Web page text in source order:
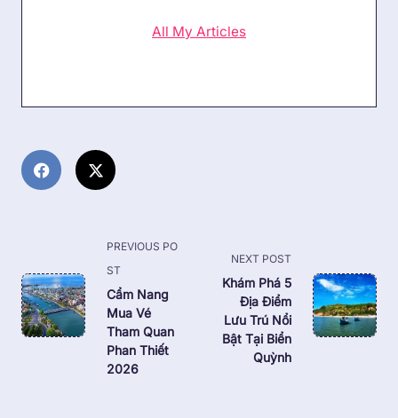
All My Articles
class="nav-
subtitle
screen-
reader-
text">Page</span>
PREVIOUS PO
ST
Cẩm Nang
Mua Vé
Tham Quan
Phan Thiết
2026
NEXT POST
Khám Phá 5
Địa Điểm
Lưu Trú Nổi
Bật Tại Biển
Quỳnh